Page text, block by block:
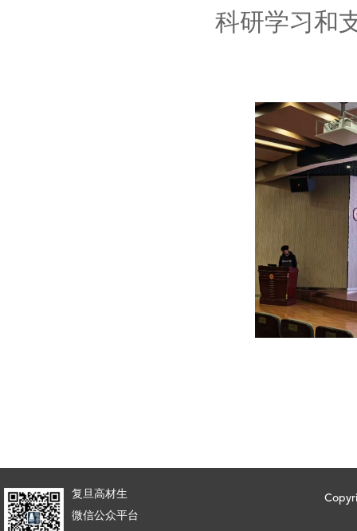
科研学习和
复旦高材生
微信公众平台